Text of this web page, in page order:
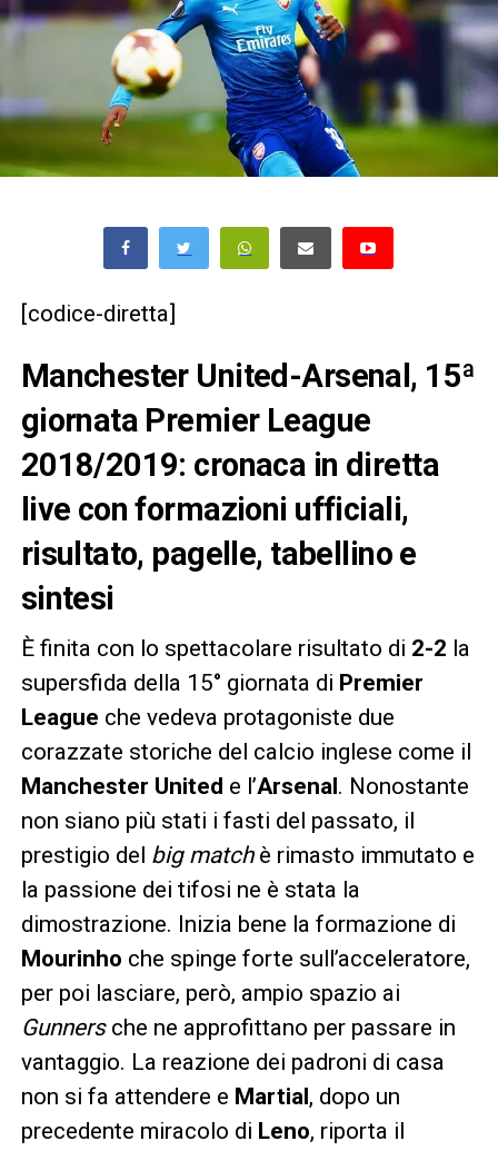
[codice-diretta]
Manchester United-Arsenal, 15ª
giornata Premier League
2018/2019: cronaca in diretta
live con formazioni ufficiali,
risultato, pagelle, tabellino e
sintesi
È finita con lo spettacolare risultato di 2-2 la
supersfida della 15° giornata di Premier
League che vedeva protagoniste due
corazzate storiche del calcio inglese come il
Manchester United e l’Arsenal . Nonostante
non siano più stati i fasti del passato, il
prestigio del big matchè rimasto immutato e
la passione dei tifosi ne è stata la
dimostrazione. Inizia bene la formazione di
Mourinho che spinge forte sull’acceleratore,
per poi lasciare, però, ampio spazio ai
Gunnersche ne approfittano per passare in
vantaggio. La reazione dei padroni di casa
non si fa attendere e Martial , dopo un
precedente miracolo di Leno, riporta il